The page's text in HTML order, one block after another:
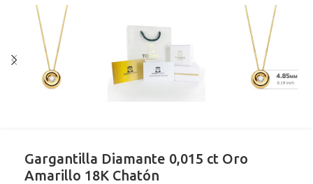
Gargantilla Diamante 0,015 ct Oro
Amarillo 18K Chatón